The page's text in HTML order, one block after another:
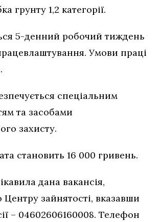
грунту 1,2 категорії.
5-денний робочий тиждень
Умови праці
спеціальним
та засобами
захисту.
становить 16 000 гривень.
дана вакансія,
Центру зайнятості, вказавши
– 04602606160008. Телефон